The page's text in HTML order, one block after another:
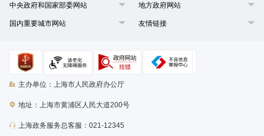
中央政府和国家部委网站 地方政府网站
国内重要城市网站 友情链接
主办单位：上海市人民政府办公厅
地址：上海市黄浦区人民大道200号
上海政务服务总客服：021-12345